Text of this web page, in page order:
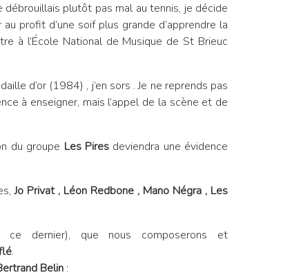
débrouillais plutôt pas mal au tennis, je décide
au profit d’une soif plus grande d’apprendre la
à l’École National de Musique de St Brieuc
d’or (1984) , j’en sors . Je ne reprends pas
à enseigner, mais l’appel de la scène et de
du groupe Les Piresdeviendra une évidence
Jo Privat , Léon Redbone , Mano Négra , Les
ce dernier), que nous composerons et
.
Belin :